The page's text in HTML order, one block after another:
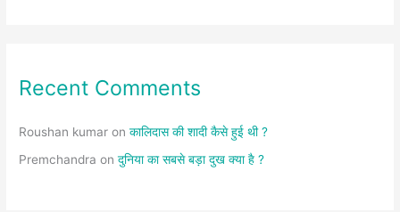
Recent Comments
Roushan kumar onकालिदास की शादी कैसे हुई थी ?
Premchandra onदुनिया का सबसे बड़ा दुख क्या है ?